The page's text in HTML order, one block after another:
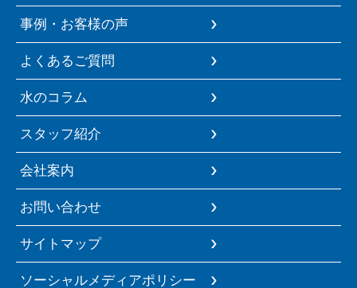
事例・お客様の声
よくあるご質問
水のコラム
スタッフ紹介
会社案内
お問い合わせ
サイトマップ
ソーシャルメディアポリシー